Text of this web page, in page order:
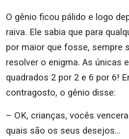
O gênio ficou pálido e logo
raiva. Ele sabia que para
por maior que fosse, sempre
resolver o enigma. As únicas
quadrados 2 por 2 e 6 por 6!
contragosto, o gênio disse:
– OK, crianças, vocês
quais são os seus desejos…